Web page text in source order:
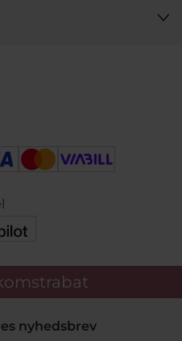
nyhedsbrev